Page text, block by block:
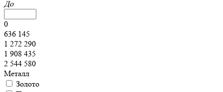
До
0
636 145
1 272 290
1 908 435
2 544 580
Металл
Золото